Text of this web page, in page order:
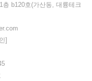
b120호(가산동, 대륭테크
]